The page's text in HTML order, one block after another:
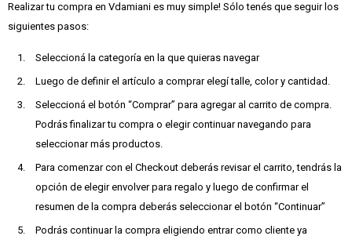
Realizar tu compra en Vdamiani es muy simple! Sólo tenés que seguir los
siguientes pasos:
Seleccioná la categoría en la que quieras navegar
Luego de definir el artículo a comprar elegí talle, color y cantidad.
Seleccioná el botón “Comprar” para agregar al carrito de compra.
Podrás finalizar tu compra o elegir continuar navegando para
seleccionar más productos.
Para comenzar con el Checkout deberás revisar el carrito, tendrás la
opción de elegir envolver para regalo y luego de confirmar el
resumen de la compra deberás seleccionar el botón “Continuar”
Podrás continuar la compra eligiendo entrar como cliente ya